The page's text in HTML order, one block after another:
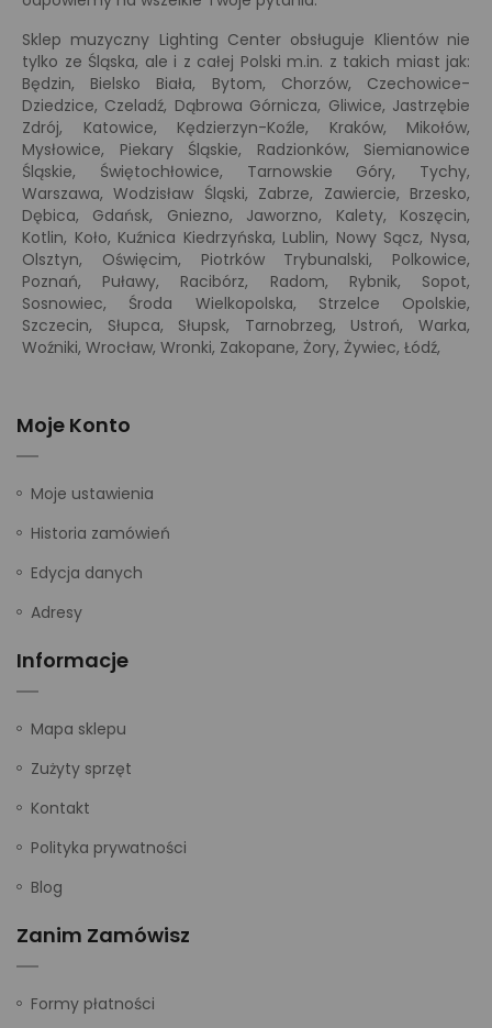
Sklep muzyczny Lighting Center obsługuje Klientów nie
tylko ze Śląska, ale i z całej Polski m.in. z takich miast jak:
Będzin, Bielsko Biała, Bytom, Chorzów, Czechowice-
Dziedzice, Czeladź, Dąbrowa Górnicza, Gliwice, Jastrzębie
Zdrój, Katowice, Kędzierzyn-Koźle, Kraków, Mikołów,
Mysłowice, Piekary Śląskie, Radzionków, Siemianowice
Śląskie, Świętochłowice, Tarnowskie Góry, Tychy,
Warszawa, Wodzisław Śląski, Zabrze, Zawiercie, Brzesko,
Dębica, Gdańsk, Gniezno, Jaworzno, Kalety, Koszęcin,
Kotlin, Koło, Kuźnica Kiedrzyńska, Lublin, Nowy Sącz, Nysa,
Olsztyn, Oświęcim, Piotrków Trybunalski, Polkowice,
Poznań, Puławy, Racibórz, Radom, Rybnik, Sopot,
Sosnowiec, Środa Wielkopolska, Strzelce Opolskie,
Szczecin, Słupca, Słupsk, Tarnobrzeg, Ustroń, Warka,
Woźniki, Wrocław, Wronki, Zakopane, Żory, Żywiec, Łódź,
Moje Konto
Moje ustawienia
Historia zamówień
Edycja danych
Adresy
Informacje
Mapa sklepu
Zużyty sprzęt
Kontakt
Polityka prywatności
Blog
Zanim Zamówisz
Formy płatności